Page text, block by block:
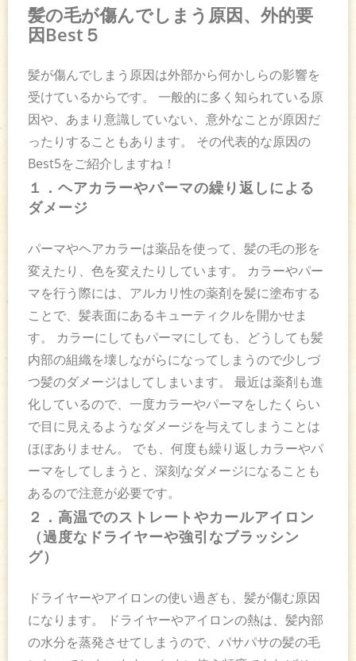
髪の毛が傷んでしまう原因、外的要
因Best５
髪が傷んでしまう原因は外部から何かしらの影響を
受けているからです。 一般的に多く知られている原
因や、あまり意識していない、意外なことが原因だ
ったりすることもあります。 その代表的な原因の
Best5をご紹介しますね！
１．ヘアカラーやパーマの繰り返しによる
ダメージ
パーマやヘアカラーは薬品を使って、髪の毛の形を
変えたり、色を変えたりしています。 カラーやパー
マを行う際には、アルカリ性の薬剤を髪に塗布する
ことで、髪表面にあるキューティクルを開かせま
す。 カラーにしてもパーマにしても、どうしても髪
内部の組織を壊しながらになってしまうので少しづ
つ髪のダメージはしてしまいます。 最近は薬剤も進
化しているので、一度カラーやパーマをしたくらい
で目に見えるようなダメージを与えてしまうことは
ほぼありません。 でも、何度も繰り返しカラーやパ
ーマをしてしまうと、深刻なダメージになることも
あるので注意が必要です。
２．高温でのストレートやカールアイロン
（過度なドライヤーや強引なブラッシン
グ）
ドライヤーやアイロンの使い過ぎも、髪が傷む原因
になります。 ドライヤーやアイロンの熱は、髪内部
の水分を蒸発させてしまうので、パサパサの髪の毛